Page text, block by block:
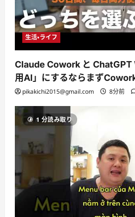
生活・ライフ
Claude Cowork と ChatGPT
用AI」にするならまずCowork
pikakichi2015@gmail.com 8分前
1 分読み取り